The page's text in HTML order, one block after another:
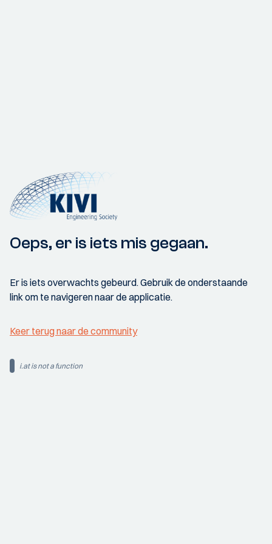
Oeps, er is iets mis gegaan.
Er is iets overwachts gebeurd. Gebruik de onderstaande
link om te navigeren naar de applicatie.
Keer terug naar de community
i.at is not a function